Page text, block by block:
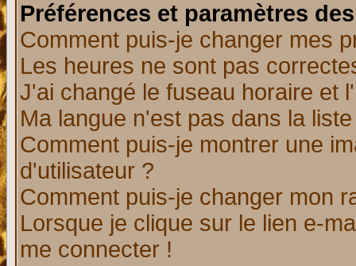
Préférences et paramètres
Comment puis-je changer mes
Les heures ne sont pas
J'ai changé le fuseau horaire et
Ma langue n'est pas dans la
Comment puis-je montrer une
d'utilisateur ?
Comment puis-je changer mon
Lorsque je clique sur le lien e-
me connecter !